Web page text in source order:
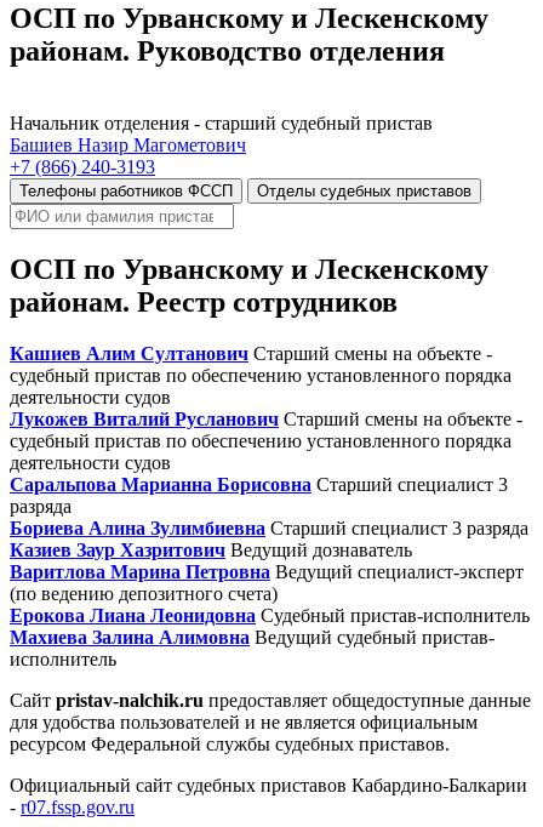
ОСП по Урванскому и Лескенскому
районам. Руководство отделения
Начальник отделения - старший судебный пристав
Башиев Назир Магометович
+7 (866) 240-3193
Телефоны работников ФССП Отделы судебных приставов
ОСП по Урванскому и Лескенскому
районам. Реестр сотрудников
Кашиев Алим Султанович Старший смены на объекте -
судебный пристав по обеспечению установленного порядка
деятельности судов
Лукожев Виталий Русланович Старший смены на объекте -
судебный пристав по обеспечению установленного порядка
деятельности судов
Саральпова Марианна Борисовна Старший специалист 3
разряда
Бориева Алина Зулимбиевна Старший специалист 3 разряда
Казиев Заур Хазритович Ведущий дознаватель
Варитлова Марина Петровна Ведущий специалист-эксперт
(по ведению депозитного счета)
Ерокова Лиана Леонидовна Судебный пристав-исполнитель
Махиева Залина Алимовна Ведущий судебный пристав-
исполнитель
Сайт pristav-nalchik.ru предоставляет общедоступные данные
для удобства пользователей и не является официальным
ресурсом Федеральной службы судебных приставов.
Официальный сайт судебных приставов Кабардино-Балкарии
- r07.fssp.gov.ru